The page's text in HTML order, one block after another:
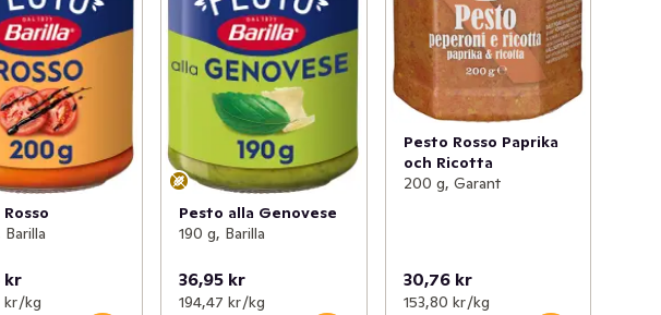
kr
kr /kg
Pesto alla Genovese
190 g, Barilla
36,95 kr
194,47 kr /kg
Pesto Rosso Paprika
och Ricotta
200 g, Garant
30,76 kr
153,80 kr /kg